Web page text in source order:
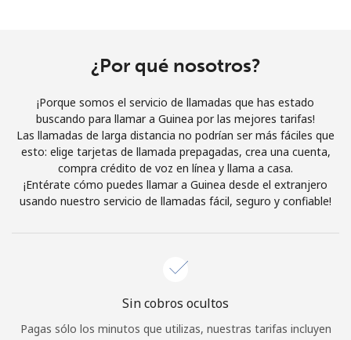
Únete
¡Hola!
Inicia sesión oREGÍSTRATE →
¿Olvidaste tu contraseña? →
¿Por qué nosotros?
¡Porque somos el servicio de llamadas que has estado
buscando para llamar a Guinea por las mejores tarifas!
Las llamadas de larga distancia no podrían ser más fáciles que
esto: elige tarjetas de llamada prepagadas, crea una cuenta,
compra crédito de voz en línea y llama a casa.
¡Entérate cómo puedes llamar a Guinea desde el extranjero
usando nuestro servicio de llamadas fácil, seguro y confiable!
Sin cobros ocultos
Pagas sólo los minutos que utilizas, nuestras tarifas incluyen